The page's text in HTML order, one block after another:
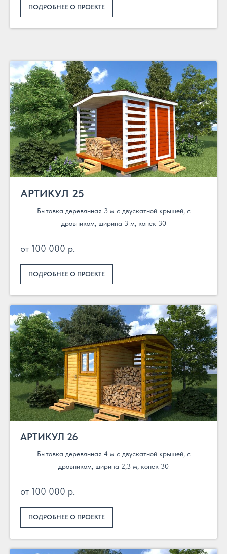
ПОДРОБНЕЕ О ПРОЕКТЕ
АРТИКУЛ 25
Бытовка деревянная 3 м с двускатной крышей, с
дровником, ширина 3 м, конек 30
от 100 000 р.
ПОДРОБНЕЕ О ПРОЕКТЕ
АРТИКУЛ 26
Бытовка деревянная 4 м с двускатной крышей, с
дровником, ширина 2,3 м, конек 30
от 100 000 р.
ПОДРОБНЕЕ О ПРОЕКТЕ